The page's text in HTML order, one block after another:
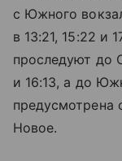
с Южного
в 13:21, 15:22 и
проследуют до
и 16:13, а до
предусмотрена
Новое.